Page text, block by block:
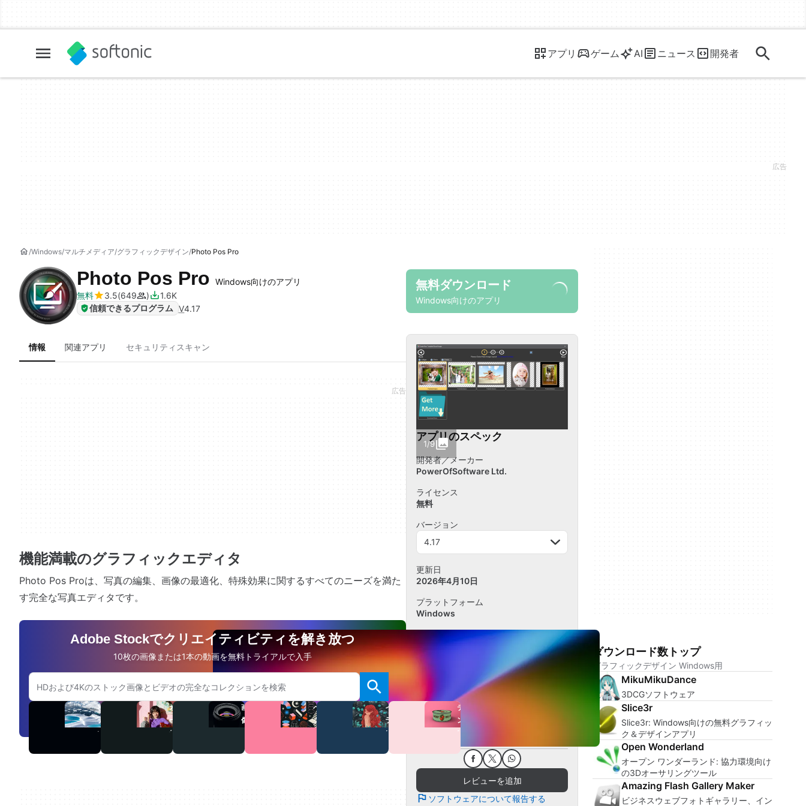
アプリ ゲーム AI ニュース 開発者
Windows マルチメディア グラフィックデザイン Photo Pos Pro
Photo Pos Pro Windows向けのアプリ
無料
3.5 649
1.6K
信頼できるプログラム V4.17
無料ダウンロード
Windows向けのアプリ
情報 関連アプリ セキュリティスキャン
機能満載のグラフィックエディタ
Photo Pos Proは、写真の編集、画像の最適化、特殊効果に関するすべてのニーズを満た
す完全な写真エディタです。
Adobe Stockでクリエイティビティを解き放つ
10枚の画像または1本の動画を無料トライアルで入手
Adobe.comのウェブサイトを検索
ビ
デ
オ
オ
ー
デ
画
像
ベ
ク
イ
ラ
ス
テ
ン
プ
レ
ー
ト
1/9
アプリのスペック
開発者／メーカー
PowerOfSoftware Ltd.
ライセンス
無料
バージョン
4.17
更新日
2026年4月10日
プラットフォーム
Windows
Windows 10
英語
累計ダウンロード数
1.6K
レビューを追加
ソフトウェアについて報告する
ダウンロード数トップ
グラフィックデザイン Windows用
MikuMikuDance
3DCGソフトウェア
Slice3r
Slice3r: Windows向けの無料グラフィッ
ク＆デザインアプリ
Open Wonderland
オープン ワンダーランド: 協力環境向け
の3Dオーサリングツール
Amazing Flash Gallery Maker
ビジネスウェブフォトギャラリー、イン